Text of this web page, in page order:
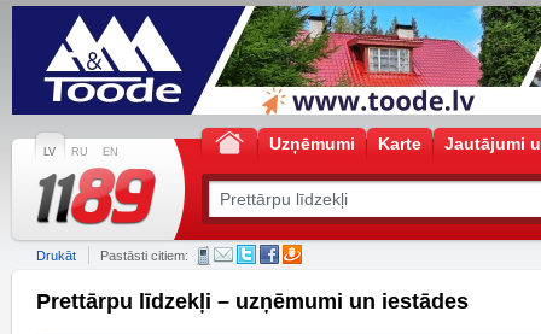
LV RU EN Uzņēmumi Karte Jautājumi
Drukāt Pastāsti citiem:
Prettārpu līdzekļi – uzņēmumi un iestādes